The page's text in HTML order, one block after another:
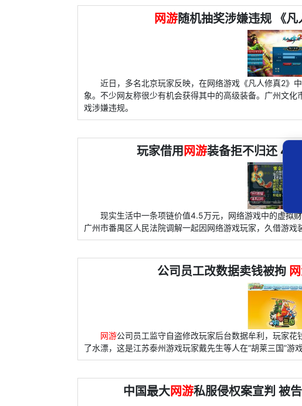
网游随机抽奖涉嫌违规 《
近日，多名北京玩家反映，在网络游戏《凡人修真2》
象。不少网友称很少有机会获得其中的高级装备。广州文
戏涉嫌违规。
玩家借用 网游装备拒不归还 4.5
现实生活中一条项链价值4.5万元，网络游戏中的虚拟
广州市番禺区人民法院调解一起因网络游戏玩家，久借游戏
公司员工改数据卖钱被拘
网游公司员工监守自盗修改玩家后台数据牟利，玩家花
了水漂，这是江苏泰州游戏玩家戴先生等人在“胡莱三国”游戏
中国最大网游私服侵权案宣判 被